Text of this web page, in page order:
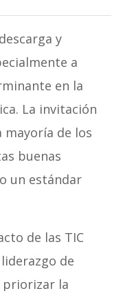
y
a
en la
La invitación
mayoría de los
buenas
un estándar
de las TIC
de
la